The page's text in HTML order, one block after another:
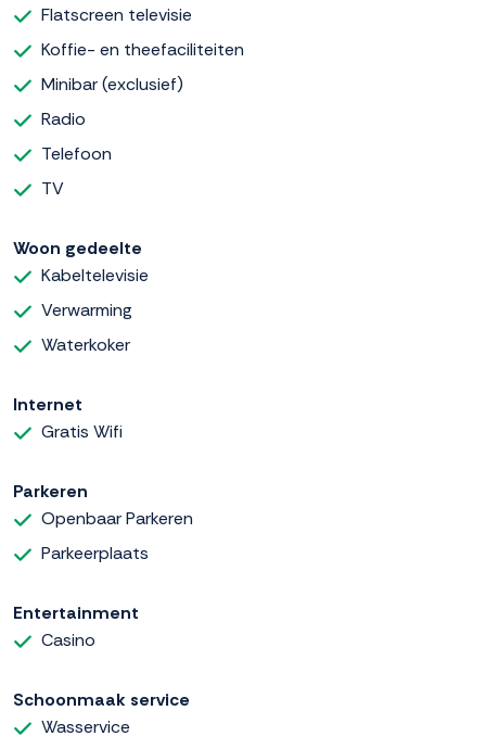
Flatscreen televisie
Koffie- en theefaciliteiten
Minibar (exclusief)
Radio
Telefoon
TV
Woon gedeelte
Kabeltelevisie
Verwarming
Waterkoker
Internet
Gratis Wifi
Parkeren
Openbaar Parkeren
Parkeerplaats
Entertainment
Casino
Schoonmaak service
Wasservice